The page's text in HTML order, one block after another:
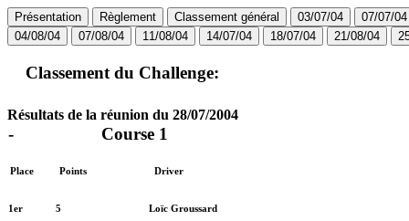
Présentation Règlement Classement général 03/07/04
07/07/04
04/08/04
07/08/04 11/08/04 14/07/04 18/07/04 21/08/04
Classement du Challenge:
Résultats de la réunion du 28/07/2004
- Course 1
Place Points Driver
1er 5 Loïc Groussard